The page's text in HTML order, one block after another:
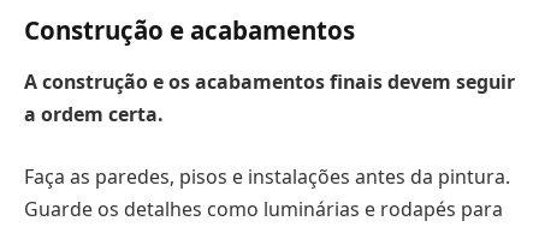
Construção e acabamentos
A construção e os acabamentos finais devem seguir
a ordem certa.
Faça as paredes, pisos e instalações antes da pintura.
Guarde os detalhes como luminárias e rodapés para